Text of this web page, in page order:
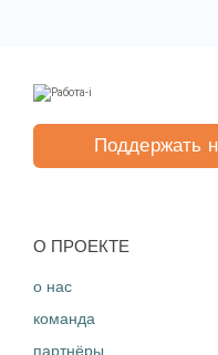
Поддержать
O ПРОЕКТЕ
о нас
команда
партнёры